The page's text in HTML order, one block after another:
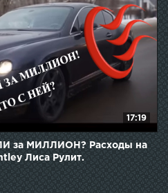
17:19
за МИЛЛИОН? Расходы на
Лиса Рулит.